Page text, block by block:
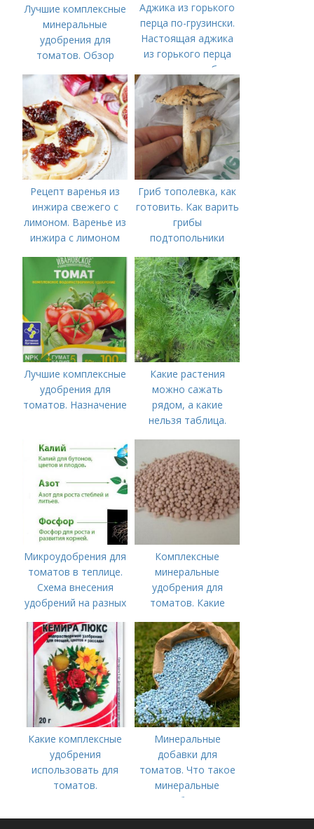
Лучшие комплексные
минеральные
удобрения для
томатов. Обзор
удобрений для
томатов: правила
внесения в почву
Аджика из горького
перца по-грузински.
Настоящая аджика
из горького перца
по-грузински без
варки
Рецепт варенья из
инжира свежего с
лимоном. Варенье из
инжира с лимоном
Гриб тополевка, как
готовить. Как варить
грибы
подтопольники
Лучшие комплексные
удобрения для
томатов. Назначение
Какие растения
можно сажать
рядом, а какие
нельзя таблица.
Микроудобрения для
томатов в теплице.
Схема внесения
удобрений на разных
помидоров
Комплексные
минеральные
удобрения для
томатов. Какие
используются для
культуры
Какие комплексные
удобрения
использовать для
томатов.
комплексные
Минеральные
добавки для
томатов. Что такое
минеральные
удобрения